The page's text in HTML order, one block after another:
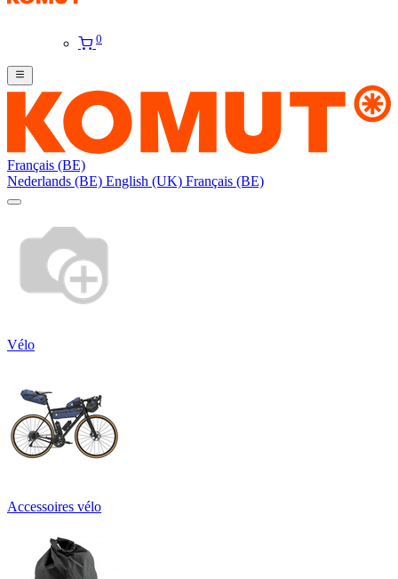
0
Français (BE)
Nederlands (BE) English (UK) Français (BE)
Vélo
Accessoires vélo